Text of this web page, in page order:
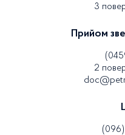
3
Прийом
2